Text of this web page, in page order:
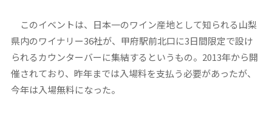
このイベントは、日本一のワイン産地として知られる山梨
県内のワイナリー36社が、甲府駅前北口に3日間限定で設け
られるカウンターバーに集結するというもの。2013年から開
催されており、昨年までは入場料を支払う必要があったが、
今年は入場無料になった。